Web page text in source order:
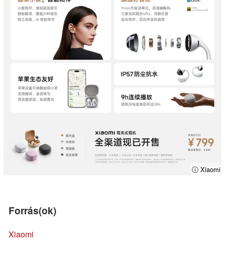
ⓘ Xiaomi
Forrás(ok)
Xiaomi